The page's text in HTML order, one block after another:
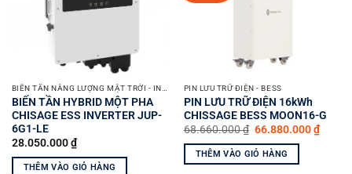
BIẾN TẦN HYBRID MỘT PHA
CHISAGE ESS INVERTER JUP-
6G1-LE
28.050.000₫
THÊM VÀO GIỎ HÀNG
PIN LƯU TRỮ ĐIỆN - BESS
PIN LƯU TRỮ ĐIỆN 16kWh
CHISSAGE BESS MOON16-G
68.660.000₫ Giá
là:
68.660.000 ₫.
66.880.000₫Giá
hiện
THÊM VÀO GIỎ HÀNG